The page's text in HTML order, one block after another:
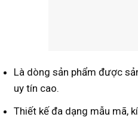
Là dòng sản phẩm được
uy tín cao.
Thiết kế đa dạng mẫu mã,